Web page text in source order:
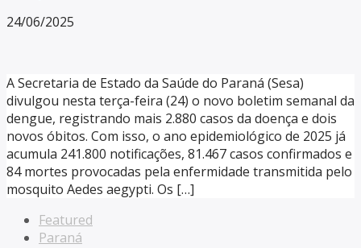
24/06/2025
A Secretaria de Estado da Saúde do Paraná (Sesa)
divulgou nesta terça-feira (24) o novo boletim semanal da
dengue, registrando mais 2.880 casos da doença e dois
novos óbitos. Com isso, o ano epidemiológico de 2025 já
acumula 241.800 notificações, 81.467 casos confirmados e
84 mortes provocadas pela enfermidade transmitida pelo
mosquito Aedes aegypti. Os […]
Featured
Paraná